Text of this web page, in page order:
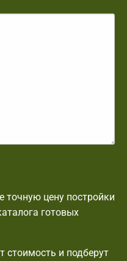
точную цену постройки
готовых
и подберут